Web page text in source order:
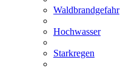
Waldbrandgefahr
Hochwasser
Starkregen